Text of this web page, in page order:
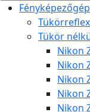
Tükör
Nikon
Nikon
Nikon
Nikon
Nikon